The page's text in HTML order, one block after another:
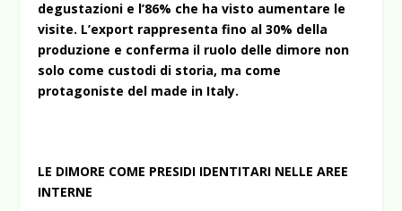
degustazioni e l’86% che ha visto aumentare le
visite. L’export rappresenta fino al 30% della
produzione e conferma il ruolo delle dimore non
solo come custodi di storia, ma come
protagoniste del made in Italy.
LE DIMORE COME PRESIDI IDENTITARI NELLE AREE
INTERNE